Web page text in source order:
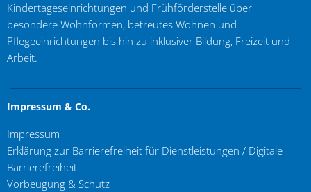
Kindertageseinrichtungen und Frühförderstelle über
besondere Wohnformen, betreutes Wohnen und
Pflegeeinrichtungen bis hin zu inklusiver Bildung, Freizeit und
Arbeit.
Impressum & Co.
Impressum
Erklärung zur Barrierefreiheit für Dienstleistungen / Digitale
Barrierefreiheit
Vorbeugung & Schutz